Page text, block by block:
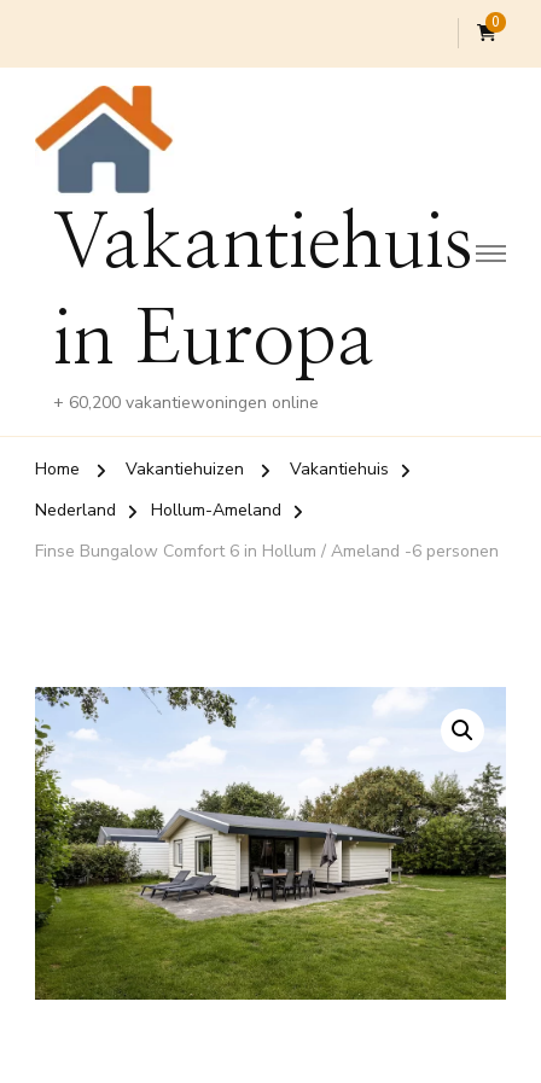
0
Vakantiehuis
in Europa
+ 60,200 vakantiewoningen online
Home Vakantiehuizen
Vakantiehuis
Nederland
Hollum-Ameland
Finse Bungalow Comfort 6 in Hollum / Ameland -6 personen